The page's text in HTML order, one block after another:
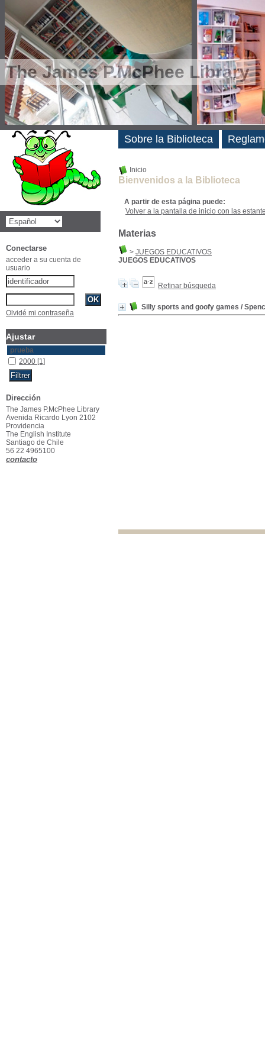
The James P.McPhee Library
Inicio
Bienvenidos a la Biblioteca
A partir de esta página puede:
Volver a la pantalla de inicio con las
Materias
> JUEGOS EDUCATIVOS
JUEGOS EDUCATIVOS
Refinar búsqueda
Silly sports and goofy games /
Sobre la Biblioteca
Novedades
Conectarse
acceder a su cuenta de
usuario
Olvidé mi contraseña
Ajustar
prueba
2000 [1]
Dirección
The James P.McPhee Library
Avenida Ricardo Lyon 2102
Providencia
The English Institute
Santiago de Chile
56 22 4965100
contacto